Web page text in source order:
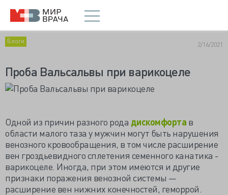
Блоги 2/16/2021
Проба Вальсальвы при варикоцеле
Одной из причин разного рода дискомфорта в
области малого таза у мужчин могут быть нарушения
венозного кровообращения, в том числе расширение
вен гроздьевидного сплетения семенного канатика -
варикоцеле. Иногда, при этом имеются и другие
признаки поражения венозной системы —
расширение вен нижних конечностей, геморрой.